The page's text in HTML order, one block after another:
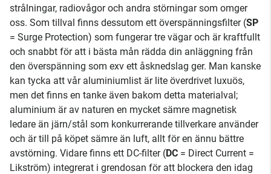
strålningar, radiovågor och andra störningar som omger
oss. Som tillval finns dessutom ett överspänningsfilter (SP
= Surge Protection) som fungerar tre vägar och är kraftfullt
och snabbt för att i bästa mån rädda din anläggning från
den överspänning som exv ett åsknedslag ger. Man kanske
kan tycka att vår aluminiumlist är lite överdrivet luxuös,
men det finns en tanke även bakom detta materialval;
aluminium är av naturen en mycket sämre magnetisk
ledare än järn/stål som konkurrerande tillverkare använder
och är till på köpet sämre än luft, allt för en ännu bättre
avstörning. Vidare finns ett DC-filter (DC = Direct Current =
Likström) integrerat i grendosan för att blockera den idag